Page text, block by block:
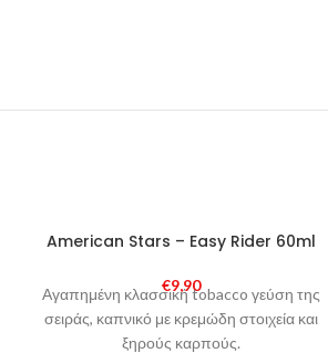
SOLD
American Stars – Easy Rider 60ml
€9,90
Αγαπημένη κλασσική tobacco γεύση της
σειράς, καπνικό με κρεμώδη στοιχεία και
ξηρούς καρπούς.